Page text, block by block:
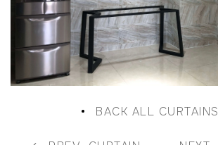
BACK ALL CURTAINS